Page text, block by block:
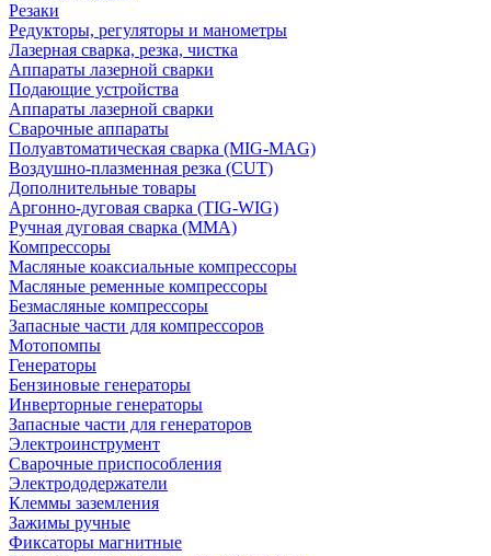
Резаки
Редукторы, регуляторы и манометры
Лазерная сварка, резка, чистка
Аппараты лазерной сварки
Подающие устройства
Аппараты лазерной сварки
Сварочные аппараты
Полуавтоматическая сварка (MIG-MAG)
Воздушно-плазменная резка (CUT)
Дополнительные товары
Аргонно-дуговая сварка (TIG-WIG)
Ручная дуговая сварка (MMA)
Компрессоры
Масляные коаксиальные компрессоры
Масляные ременные компрессоры
Безмасляные компрессоры
Запасные части для компрессоров
Мотопомпы
Генераторы
Бензиновые генераторы
Инверторные генераторы
Запасные части для генераторов
Электроинструмент
Сварочные приспособления
Электрододержатели
Клеммы заземления
Зажимы ручные
Фиксаторы магнитные